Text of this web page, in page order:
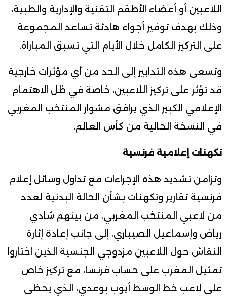
اللاعبين أو أعضاء الأطقم التقنية والإدارية والطبية،
وذلك بهدف توفير أجواء هادئة تساعد المجموعة
على التركيز الكامل خلال الأيام التي تسبق المباراة.
وتسعى هذه التدابير إلى الحد من أي مؤثرات خارجية
قد تؤثر على تركيز اللاعبين، خاصة في ظل الاهتمام
الإعلامي الكبير الذي يرافق مشوار المنتخب المغربي
في النسخة الحالية من كأس العالم.
تكهنات إعلامية فرنسية
وتزامن تشديد هذه الإجراءات مع تداول وسائل إعلام
فرنسية تقارير وتكهنات بشأن الحالة البدنية لعدد
من لاعبي المنتخب المغربي، من بينهم شادي
رياض وإسماعيل الصيباري، إلى جانب إعادة إثارة
النقاش حول اللاعبين مزدوجي الجنسية الذين اختاروا
تمثيل المغرب على حساب فرنسا، مع تركيز خاص
على لاعب خط الوسط أيوب بوعدي، الذي يحظى